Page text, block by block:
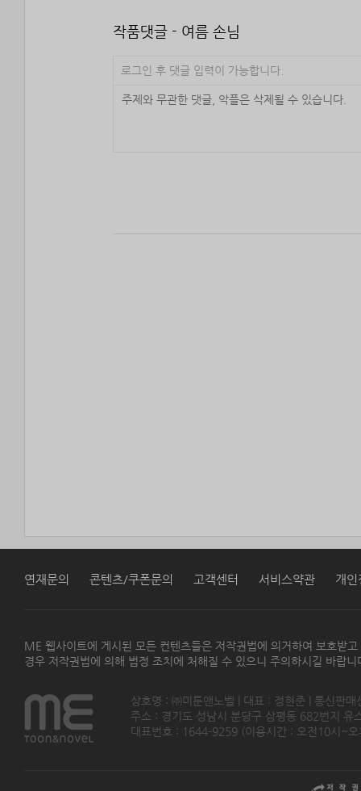
작품댓글 - 여름 손님
로그인 후 댓글 입력이 가능합니다.
연재문의 콘텐츠/쿠폰문의 고객센터 서비스약관 개인
ME 웹사이트에 게시된 모든 컨텐츠들은 저작권법에 의거하여 보호받
경우 저작권법에 의해 법정 조치에 처해질 수 있으니 주의하시길 바랍니
상호명 : ㈜미툰앤노벨 | 대표 : 정현준 | 통신판
주소 : 경기도 성남시 분당구 삼평동 682번지
대표번호 : 1644-9259 (이용시간 : 오전10시~